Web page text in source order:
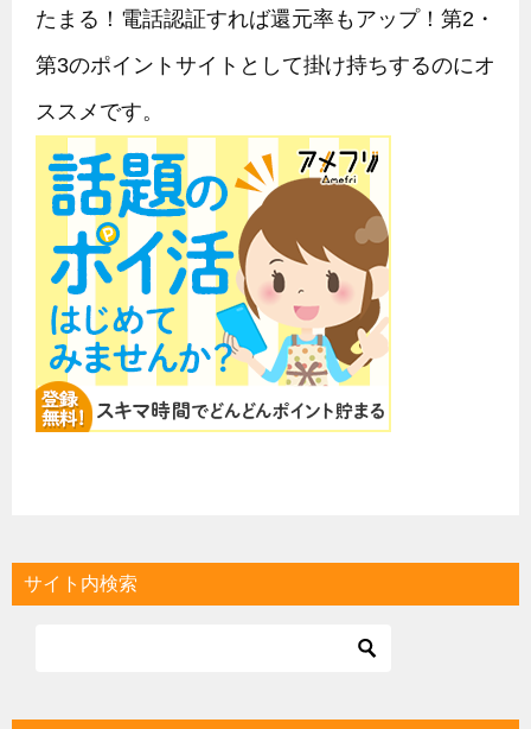
たまる！電話認証すれば還元率もアップ！第2・
第3のポイントサイトとして掛け持ちするのにオ
ススメです。
サイト内検索